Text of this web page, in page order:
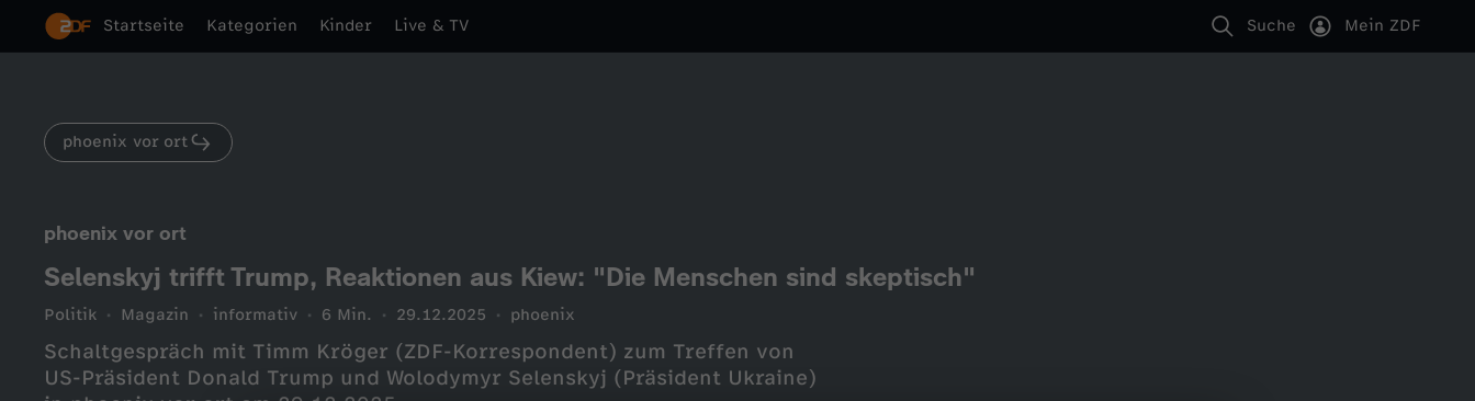
Startseite Kategorien Kinder Live & TV Suche Mein ZDF
phoenix vor ort
phoenix vor ort
Selenskyj trifft Trump, Reaktionen aus Kiew: "Die Menschen sind skeptisch"
Politik Magazin informativ 6 Min. 29.12.2025 phoenix
Schaltgespräch mit Timm Kröger (ZDF-Korrespondent) zum Treffen von
US-Präsident Donald Trump und Wolodymyr Selenskyj (Präsident Ukraine)